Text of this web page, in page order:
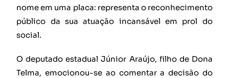
nome em uma placa: representa o reconhecimento
público da sua atuação incansável em prol do
social.
O deputado estadual Júnior Araújo, filho de Dona
Telma, emocionou-se ao comentar a decisão do